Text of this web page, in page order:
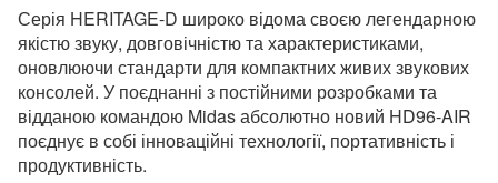
Серія HERITAGE-D широко відома своєю легендарною
якістю звуку, довговічністю та характеристиками,
оновлюючи стандарти для компактних живих звукових
консолей. У поєднанні з постійними розробками та
відданою командою Midas абсолютно новий HD96-AIR
поєднує в собі інноваційні технології, портативність і
продуктивність.